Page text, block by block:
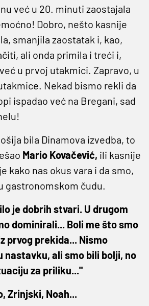
već u 20. minuti zaostajala
Dobro, nešto kasnije
smanjila zaostatak i, kao,
ali onda primila i treći i,
u prvoj utakmici. Zapravo, u
Nekad bismo rekli da
ispadao već na Bregani, sad
bila Dinamova izvedba, to
Mario Kovačević, ili kasnije
kako nas okus vara i da smo,
gastronomskom čudu.
je dobrih stvari. U drugom
dominirali... Boli me što smo
prvog prekida... Nismo
nastavku, ali smo bili bolji, no
za priliku..."
Zrinjski, Noah...